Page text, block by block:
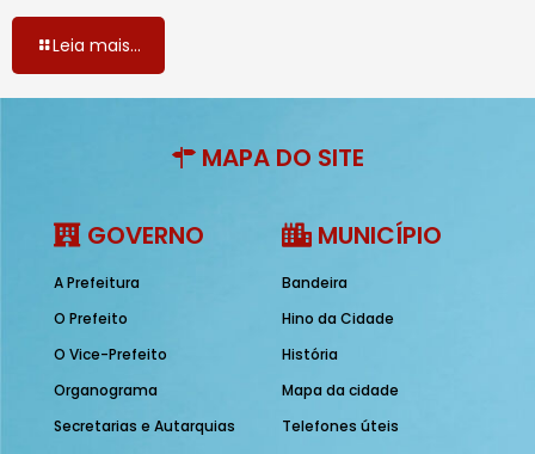
Leia mais...
MAPA DO SITE
GOVERNO
A Prefeitura
O Prefeito
O Vice-Prefeito
Organograma
Secretarias e Autarquias
MUNICÍPIO
Bandeira
Hino da Cidade
História
Mapa da cidade
Telefones úteis